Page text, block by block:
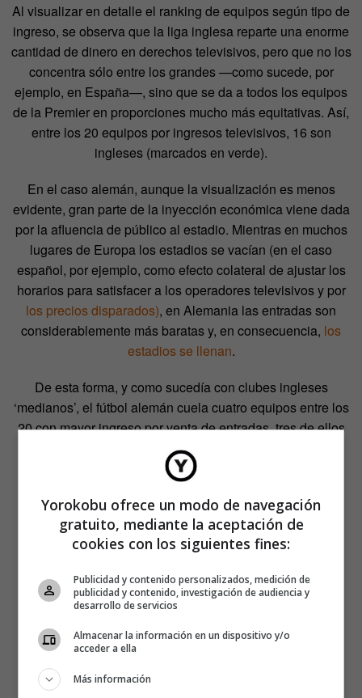
Al visualizar en detalle el ranking de equipos según tipo de
ingreso, se observa que la liga inglesa reparte una enorme
cantidad de dinero en derechos televisivos, pero que no los
concentra sólo entre los grandes —como sucede, por
ejemplo, en España—, sino que se da a todos los equipos
de la Premier en proporciones mucho más equitativas. Así,
entre los 20 equipos por ingresos televisivos, 16 son
ingleses (marcados en verde).
En el caso alemán, aunque la visualización es menos
evidente, gran parte de la inyección económica viene dada
por la afluencia de público al estadio. Mientras en muchos
lugares de Europa los estadios se vacían (en el caso
español, por ejemplo, como efecto colateral de ajustar los
horarios para satisfacer a los operadores televisivos y por
los precios disparados), en Alemania las entradas son
considerablemente más baratas y, en consecuencia, los
estadios se llenan.
De esta forma, y como sucedía con clubes ingleses
‘medianos’, el fútbol alemán cuela cuatro equipos entre los
20 con mayor ingreso por venta de entradas, tres de ellos
también ‘medianos’.
Yorokobu ofrece un modo de navegación
gratuito, mediante la aceptación de
cookies con los siguientes fines:
Publicidad y contenido personalizados, medición de
publicidad y contenido, investigación de audiencia y
desarrollo de servicios
Almacenar la información en un dispositivo y/o
acceder a ella
Más información